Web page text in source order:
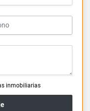
inmobiliarias